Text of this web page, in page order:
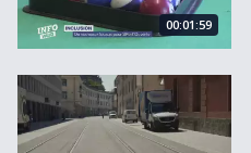
00:01:59
Tram lausannois: trop de